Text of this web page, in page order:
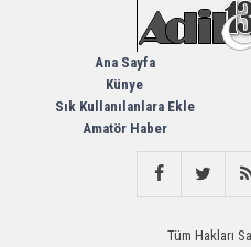
Ana Sayfa
Künye
Sık Kullanılanlara Ekle
Amatör Haber
Tüm Hakları